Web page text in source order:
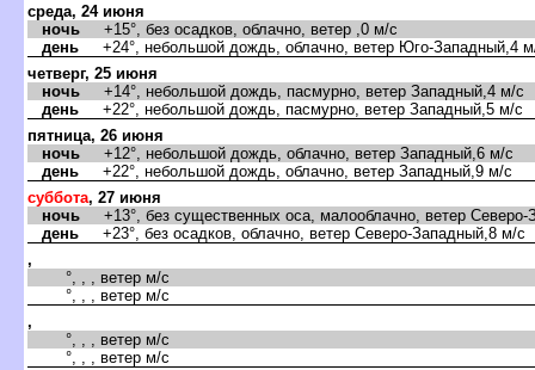
среда, 24 июня
ночь +15°, без осадков, облачно, ветер ,0 м/с
день +24°, небольшой дождь, облачно, ветер Юго-Западный,4
четверг, 25 июня
ночь +14°, небольшой дождь, пасмурно, ветер Западный,4 м/с
день +22°, небольшой дождь, пасмурно, ветер Западный,5 м/с
пятница, 26 июня
ночь +12°, небольшой дождь, облачно, ветер Западный,6 м/с
день +22°, небольшой дождь, облачно, ветер Западный,9 м/с
суббота, 27 июня
ночь +13°, без существенных оса, малооблачно, ветер Северо-
день +23°, без осадков, облачно, ветер Северо-Западный,8 м/с
,
°, , , ветер м/с
°, , , ветер м/с
,
°, , , ветер м/с
°, , , ветер м/с